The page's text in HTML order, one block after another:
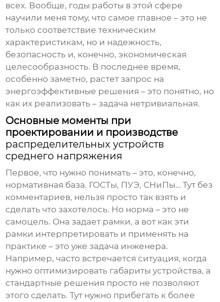
всех. Вообще, годы работы в этой сфере
научили меня тому, что самое главное – это не
только соответствие техническим
характеристикам, но и надежность,
безопасность и, конечно, экономическая
целесообразность. В последнее время,
особенно заметно, растет запрос на
энергоэффективные решения – это понятно, но
как их реализовать – задача нетривиальная.
Основные моменты при
проектировании и производстве
распределительных устройств
среднего напряжения
Первое, что нужно понимать – это, конечно,
нормативная база. ГОСТы, ПУЭ, СНиПы… Тут без
комментариев, нельзя просто так взять и
сделать что захотелось. Но норма – это не
самоцель. Она задает рамки, а вот как эти
рамки интерпретировать и применять на
практике – это уже задача инженера.
Например, часто встречается ситуация, когда
нужно оптимизировать габариты устройства, а
стандартные решения просто не позволяют
этого сделать. Тут нужно прибегать к более